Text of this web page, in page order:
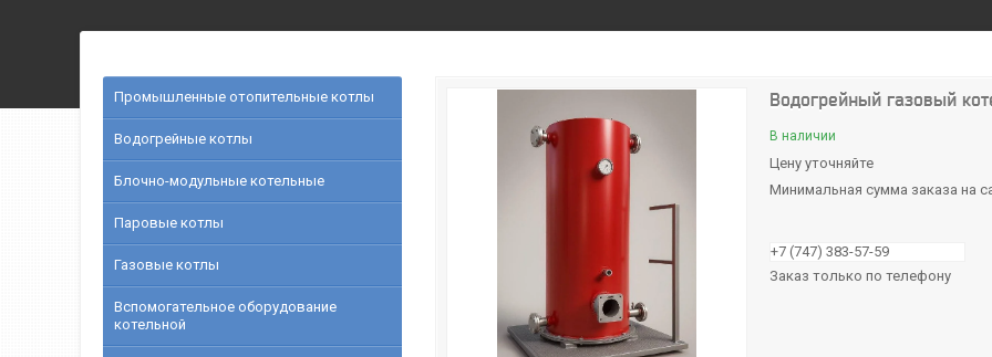
Водогрейный газовый
В наличии
Цену уточняйте
Минимальная сумма заказа на
+7 (747) 383-57-59
Заказ только по телефону
Промышленные отопительные котлы
Водогрейные котлы
Блочно-модульные котельные
Паровые котлы
Газовые котлы
Вспомогательное оборудование
котельной